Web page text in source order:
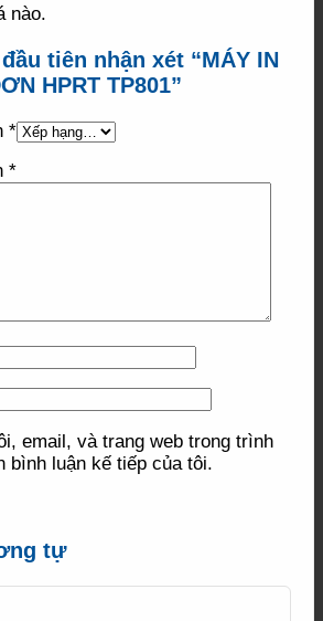
nào.
tiên nhận xét “MÁY IN
HPRT TP801”
*
*
email, và trang web trong trình
bình luận kế tiếp của tôi.
tự